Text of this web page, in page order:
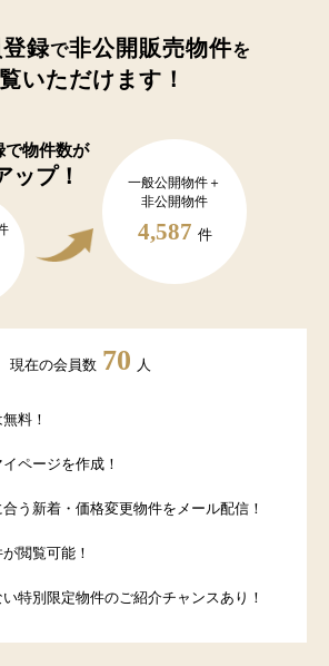
録で非公開販売物件を
いただけます！
で物件数が
ップ！
一般公開物件＋
非公開物件
4,587 件
現在の会員数 70 人
料！
ページを作成！
う新着・価格変更物件をメール配信！
閲覧可能！
特別限定物件のご紹介チャンスあり！